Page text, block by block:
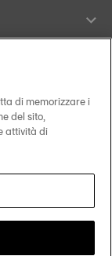
Copyrights 2026
di memorizzare i
del sito,
attività di